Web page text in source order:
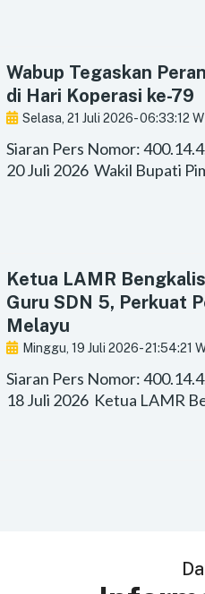
Wabup Tegaskan
di Hari Koperasi ke-79
Selasa, 21 Juli 2026- 06:33:12
Siaran Pers Nomor:
20 Juli 2026 Wakil Bupati
Ketua LAMR
Guru SDN 5, Perkuat
Melayu
Minggu, 19 Juli 2026- 21:54:21
Siaran Pers Nomor:
18 Juli 2026 Ketua LAMR